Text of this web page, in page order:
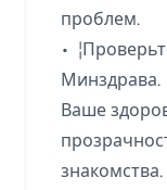
проблем.
•
Минздрава.
Ваше
знакомства.